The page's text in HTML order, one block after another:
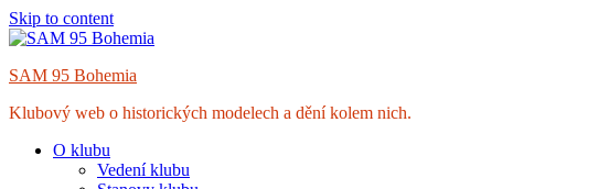
Skip to content
SAM 95 Bohemia
Klubový web o historických modelech a dění kolem nich.
O klubu
Vedení klubu